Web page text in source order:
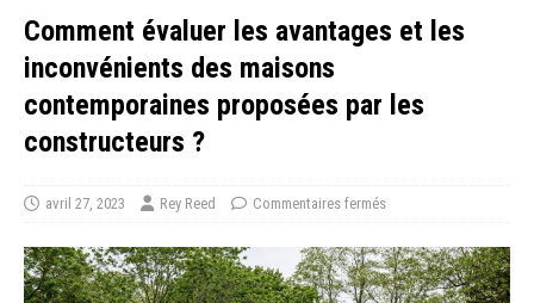
Comment évaluer les avantages et les
inconvénients des maisons
contemporaines proposées par les
constructeurs ?
avril 27, 2023 Rey Reed Commentaires fermés